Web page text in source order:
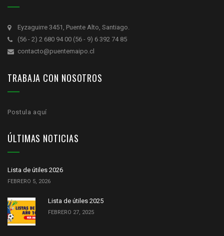
Eyzaguirre 3451, Puente Alto, Santiago.
(56 - 2) 2 680 94 00 (56 - 9) 6 392 74 85
contacto@puentemaipo.cl
TRABAJA CON NOSOTROS
Postula aquí
ÚLTIMAS NOTICIAS
Lista de útiles 2026
FEBRERO 5, 2026
Lista de útiles 2025
FEBRERO 27, 2025